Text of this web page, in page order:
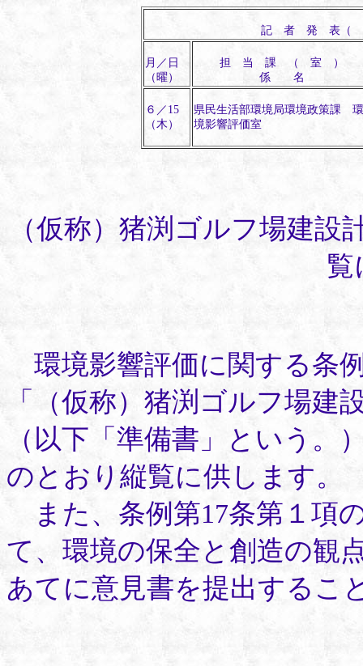
記 者 発 表（
月／日
（曜）
担 当 課 （ 室 ）
係 名
６／15
（木）
県民生活部環境局環境政策課 環
境影響評価室
（仮称）猪渕ゴルフ場建
覧
環境影響評価に関する条
「（仮称）猪渕ゴルフ場建
（以下「準備書」という
のとおり縦覧に供します。
また、条例第17条第１項
て、環境の保全と創造の観
あてに意見書を提出するこ